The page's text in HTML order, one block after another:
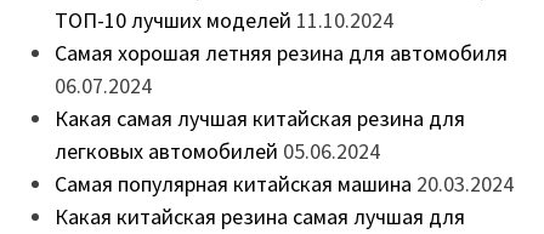
ТОП-10 лучших моделей 11.10.2024
Самая хорошая летняя резина для автомобиля
06.07.2024
Какая самая лучшая китайская резина для
легковых автомобилей 05.06.2024
Самая популярная китайская машина 20.03.2024
Какая китайская резина самая лучшая для